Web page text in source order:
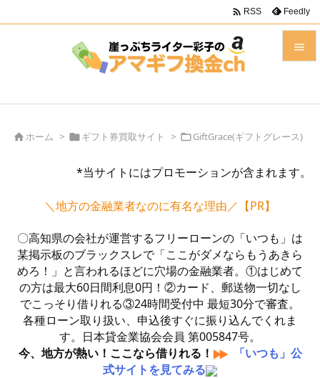

前へ
次へ
 RSS Feedly
ホーム > ギフト券買取サイト > GiftGrace(ギフトグレース)
*当サイトにはプロモーションが含まれます。
＼地方の金融業者なのに有名な理由／【PR】
〇高知県の会社が運営するフリーローンの「いつも」は
某掲示板のブラックスレで「ここがダメならもうあきら
めろ！」と言われるほどに穴場の金融業者。①はじめて
の方は最大60日間利息0円！②カード、郵送物一切なし
でこっそり借りれる③24時間受付中 最短30分で審査。
各種ローン取り扱い、申込後すぐに振り込んでくれま
す。日本貸金業協会会員 第005847号。
今、地方が熱い！ここなら借りれる！
「いつも」公
式サイトを見てみる